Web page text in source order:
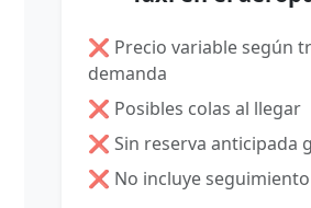
❌ Precio variable según
demanda
❌ Posibles colas al llegar
❌ Sin reserva anticipada
❌ No incluye